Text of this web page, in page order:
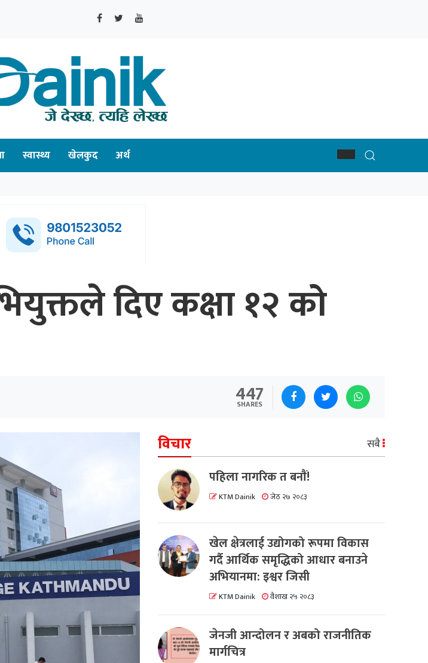
स्वास्थ्य खेलकुद अर्थ
दिए कक्षा १२ को
447
SHARES
विचार सबै
पहिला नागरिक त बनाैं!
KTM Dainik जेठ २७ २०८३
खेल क्षेत्रलाई उद्योगको रूपमा विकास
गर्दै आर्थिक समृद्धिको आधार बनाउने
अभियानमा: इश्वर जिसी
KTM Dainik वैशाख २५ २०८३
जेनजी आन्दोलन र अबको राजनीतिक
मार्गचित्र